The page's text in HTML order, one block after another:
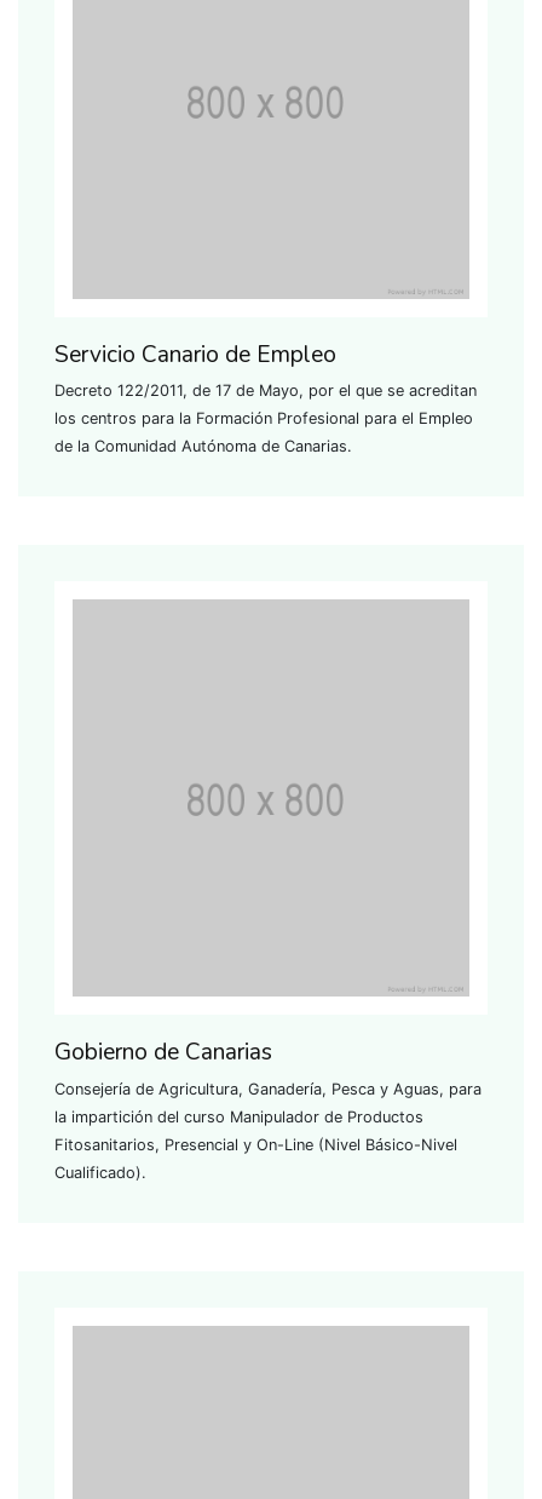
Servicio Canario de Empleo
Decreto 122/2011, de 17 de Mayo, por el que se acreditan
los centros para la Formación Profesional para el Empleo
de la Comunidad Autónoma de Canarias.
Gobierno de Canarias
Consejería de Agricultura, Ganadería, Pesca y Aguas, para
la impartición del curso Manipulador de Productos
Fitosanitarios, Presencial y On-Line (Nivel Básico-Nivel
Cualificado).